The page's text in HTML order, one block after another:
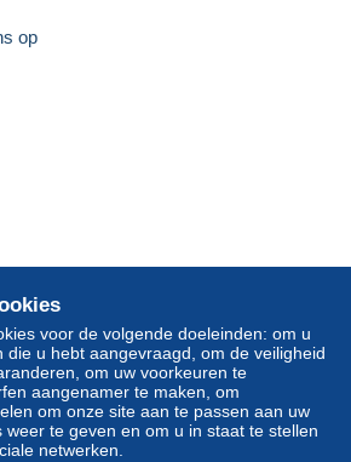
voor de volgende doeleinden: om u
die u hebt aangevraagd, om de veiligheid
om uw voorkeuren te
aangenamer te maken, om
om onze site aan te passen aan uw
weer te geven en om u in staat te stellen
netwerken.
op